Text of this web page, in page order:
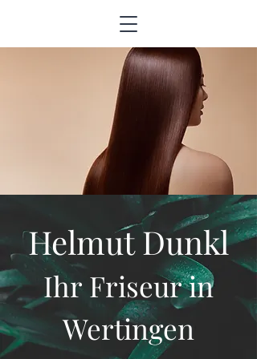
Helmut Dunkl
Ihr Friseur in
Wertingen